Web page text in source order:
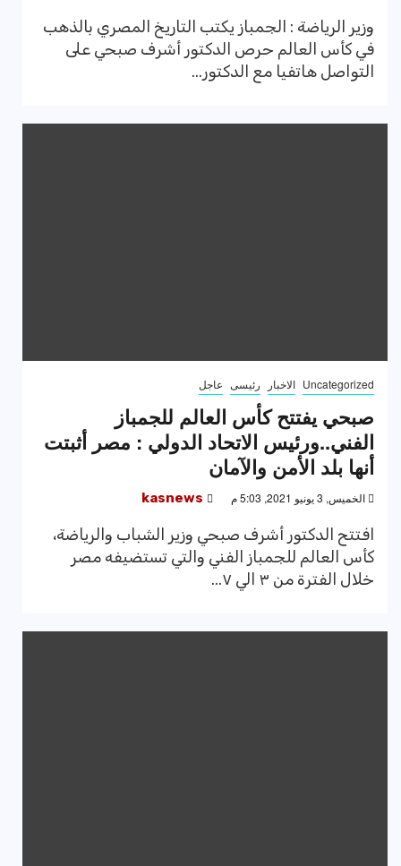
وزير الرياضة : الجمباز يكتب التاريخ المصري بالذهب
في كأس العالم حرص الدكتور أشرف صبحي على
التواصل هاتفيا مع الدكتور...
Uncategorized الاخبار رئيسى عاجل
صبحي يفتتح كأس العالم للجمباز
الفني..ورئيس الاتحاد الدولي : مصر أثبتت
أنها بلد الأمن والآمان
الخميس, 3 يونيو 2021, 5:03 م kasnews
افتتح الدكتور أشرف صبحي وزير الشباب والرياضة،
كأس العالم للجمباز الفني والتي تستضيفه مصر
خلال الفترة من ٣ الي ٧...